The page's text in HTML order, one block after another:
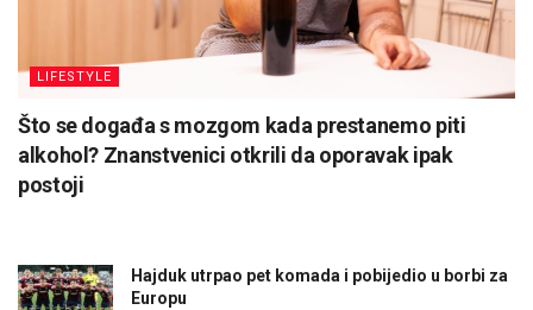
LIFESTYLE
Što se događa s mozgom kada prestanemo piti
alkohol? Znanstvenici otkrili da oporavak ipak
postoji
Hajduk utrpao pet komada i pobijedio u borbi za
Europu